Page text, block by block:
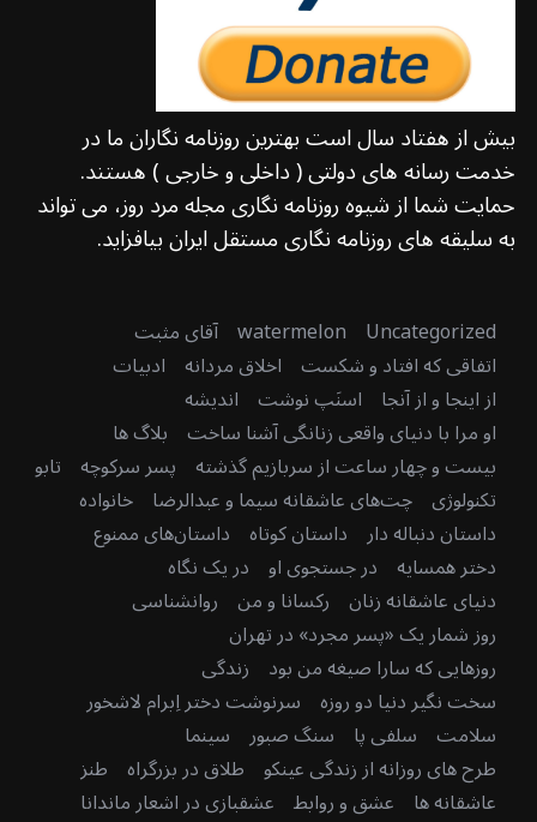
بیش از هفتاد سال است بهترین روزنامه نگاران ما در
خدمت رسانه های دولتی ( داخلی و خارجی ) هستند.
حمایت شما از شیوه روزنامه نگاری مجله مرد روز، می تواند
به سلیقه های روزنامه نگاری مستقل ایران بیافزاید.
Uncategorized
watermelon آقای مثبت
اتفاقی که افتاد و شکست اخلاق مردانه ادبیات
از اینجا و از آنجا اسنَپ نوشت اندیشه
او مرا با دنیای واقعی زنانگی آشنا ساخت بلاگ ها
بیست و چهار ساعت از سربازیم گذشته پسر سرکوچه تابو
تکنولوژی چت‌های عاشقانه سیما و عبدالرضا خانواده
داستان دنباله دار داستان کوتاه داستان‌های ممنوع
دختر همسایه در جستجوی او در یک نگاه
دنیای عاشقانه زنان رکسانا و من روانشناسی
روز شمار یک «پسر مجرد» در تهران
روزهایی که سارا صیغه من بود زندگی
سخت نگیر دنیا دو روزه سرنوشت دختر اِبرام لاشخور
سلامت سلفی پا سنگ صبور سینما
طرح های روزانه از زندگی عینکو طلاق در بزرگراه طنز
عاشقانه ها عشق و روابط عشقبازی در اشعار ماندانا